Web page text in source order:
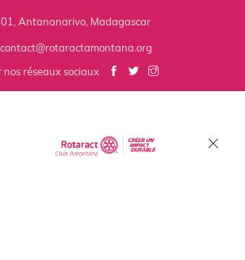
Antananarivo, Madagascar
contact@rotaractamontana.org
nos réseaux sociaux